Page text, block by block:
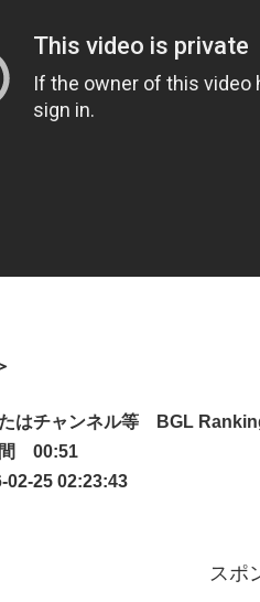
はチャンネル等 BGL
間 00:51
25 02:23:43
スポ